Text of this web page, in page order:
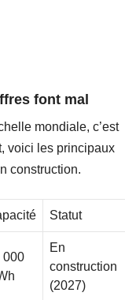
font mal
mondiale, c’est
voici les principaux
construction.
Statut
000
En
construction
(2027)